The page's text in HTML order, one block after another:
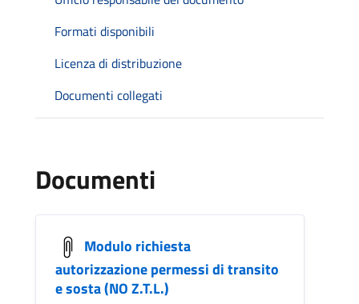
Formati disponibili
Licenza di distribuzione
Documenti collegati
Documenti
Modulo richiesta
autorizzazione permessi di transito
e sosta (NO Z.T.L.)